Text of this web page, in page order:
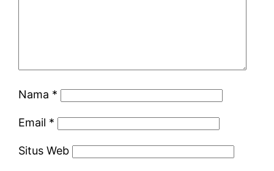
Nama *
Email *
Situs Web